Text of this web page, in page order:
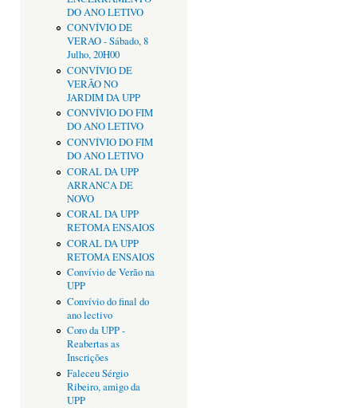
DO ANO LETIVO
CONVÍVIO DE
VERAO - Sábado, 8
Julho, 20H00
CONVÍVIO DE
VERÃO NO
JARDIM DA UPP
CONVÍVIO DO FIM
DO ANO LETIVO
CONVÍVIO DO FIM
DO ANO LETIVO
CORAL DA UPP
ARRANCA DE
NOVO
CORAL DA UPP
RETOMA ENSAIOS
CORAL DA UPP
RETOMA ENSAIOS
Convívio de Verão na
UPP
Convívio do final do
ano lectivo
Coro da UPP -
Reabertas as
Inscrições
Faleceu Sérgio
Ribeiro, amigo da
UPP